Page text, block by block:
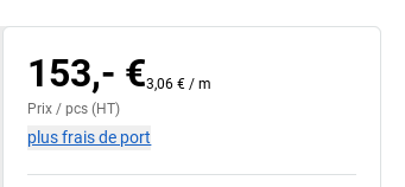
153,- €3,06 € /m
Prix /pcs (HT)
plus frais de port